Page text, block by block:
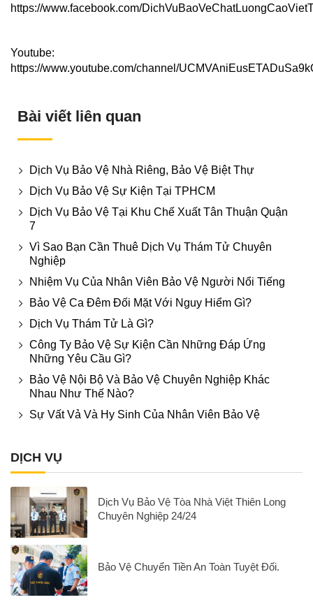
https://www.facebook.com/
Youtube:
https://www.youtube.com/channel/
Bài viết liên quan
Dịch Vụ Bảo Vệ Nhà Riêng, Bảo Vệ Biệt Thự
Dịch Vụ Bảo Vệ Sự Kiện Tại TPHCM
Dịch Vụ Bảo Vệ Tại Khu Chế Xuất Tân Thuận Quận
7
Vì Sao Bạn Cần Thuê Dịch Vụ Thám Tử Chuyên
Nghiệp
Nhiệm Vụ Của Nhân Viên Bảo Vệ Người Nổi Tiếng
Bảo Vệ Ca Đêm Đối Mặt Với Nguy Hiểm Gì?
Dịch Vụ Thám Tử Là Gì?
Công Ty Bảo Vệ Sự Kiện Cần Những Đáp Ứng
Những Yêu Cầu Gì?
Bảo Vệ Nội Bộ Và Bảo Vệ Chuyên Nghiệp Khác
Nhau Như Thế Nào?
Sự Vất Vả Và Hy Sinh Của Nhân Viên Bảo Vệ
DỊCH VỤ
Dịch Vụ Bảo Vệ Tòa Nhà Việt Thiên Long
Chuyên Nghiệp 24/24
Bảo Vệ Chuyển Tiền An Toàn Tuyệt Đối.